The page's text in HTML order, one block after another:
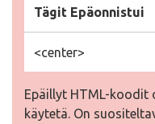
Tägit Epäonnistui
<center>
Epäillyt HTML-koodit
käytetä. On